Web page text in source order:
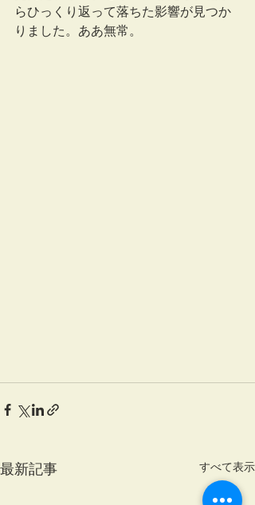
らひっくり返って落ちた影響が見つか
りました。ああ無常。
最新記事 すべて表示